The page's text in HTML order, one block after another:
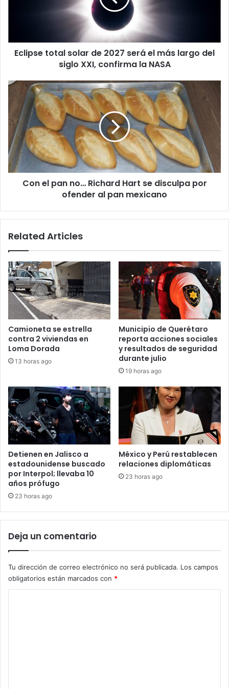
largo
del
confirma
NASA
Eclipse total solar de 2027 será el más largo del
siglo XXI, confirma la NASA
Con
no…
Richard
Hart
se
disculpa
por
ofenderCon el pan no… Richard Hart se disculpa por
ofender al pan mexicano
Related Articles
Camioneta se estrella
contra 2 viviendas en
Loma Dorada
13 horas ago
Municipio de Querétaro
reporta acciones sociales
y resultados de seguridad
durante julio
19 horas ago
Detienen en Jalisco a
estadounidense buscado
por Interpol; llevaba 10
años prófugo
23 horas ago
México y Perú restablecen
relaciones diplomáticas
23 horas ago
Deja un comentario
Tu dirección de correo electrónico no será publicada. Los campos
obligatorios están marcados con *